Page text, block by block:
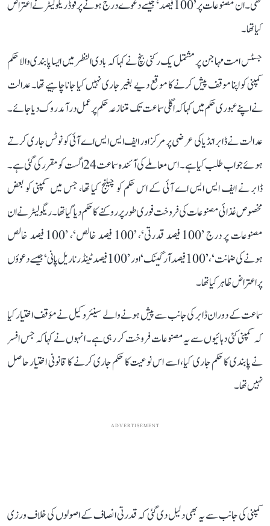
تھی۔ ان مصنوعات پر ’100 فیصد‘ جیسے دعوے درج ہونے پر فوڈ ریگولیٹر نے اعتراض
کیا تھا۔
جسٹس امت مہاجن پر مشتمل یک رکنی بنچ نے کہا کہ بادی النظر میں ایسا پابندی والا حکم
کمپنی کو اپنا موقف پیش کرنے کا موقع دیے بغیر جاری نہیں کیا جانا چاہیے تھا۔ عدالت
نے اپنے عبوری حکم میں کہا کہ اگلی سماعت تک متنازعہ حکم پر عمل درآمد روک دیا جائے۔
عدالت نے ڈابر انڈیا کی عرضی پر مرکز اور ایف ایس ایس اے آئی کو نوٹس جاری کرتے
ہوئے جواب طلب کیا ہے۔ اس معاملے کی آئندہ سماعت 24 اگست کو مقرر کی گئی ہے۔
ڈابر نے ایف ایس ایس اے آئی کے اس حکم کو چیلنج کیا تھا، جس میں کمپنی کو بعض
مخصوص غذائی مصنوعات کی فروخت فوری طور پر روکنے کا حکم دیا گیا تھا۔ ریگولیٹر نے ان
مصنوعات پر درج ’100 فیصد قدرتی‘، ’100 فیصد خالص‘، ’100 فیصد خالص
ہونے کی ضمانت‘، ’100 فیصد آرگینک‘ اور ’100 فیصد ٹینڈر ناریل پانی‘ جیسے دعوؤں
پر اعتراض ظاہر کیا تھا۔
سماعت کے دوران ڈابر کی جانب سے پیش ہونے والے سینئر وکیل نے مؤقف اختیار کیا
کہ کمپنی کئی دہائیوں سے یہ مصنوعات فروخت کر رہی ہے۔ انہوں نے کہا کہ جس افسر
نے پابندی کا حکم جاری کیا، اسے اس نوعیت کا حکم جاری کرنے کا قانونی اختیار حاصل
نہیں تھا۔
ADVERTISEMENT
کمپنی کی جانب سے یہ بھی دلیل دی گئی کہ قدرتی انصاف کے اصولوں کی خلاف ورزی